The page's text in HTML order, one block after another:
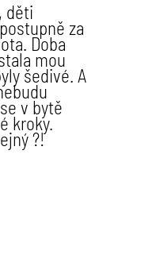
děti
za
Doba
mou
šedivé. A
v bytě
kroky.
stejný ?!